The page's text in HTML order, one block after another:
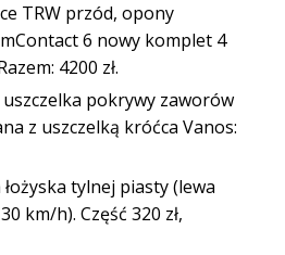
TRW przód, opony
6 nowy komplet 4
4200 zł.
uszczelka pokrywy zaworów
z uszczelką króćca Vanos:
łożyska tylnej piasty (lewa
km/h). Część 320 zł,